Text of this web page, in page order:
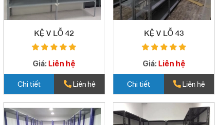
KỆ V LỖ 42
Giá: Liên hệ
Chi tiết Liên hệ
KỆ V LỖ 43
Giá: Liên hệ
Chi tiết Liên hệ